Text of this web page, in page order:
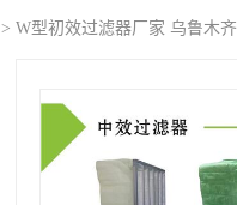
> W型初效过滤器厂家 乌鲁木